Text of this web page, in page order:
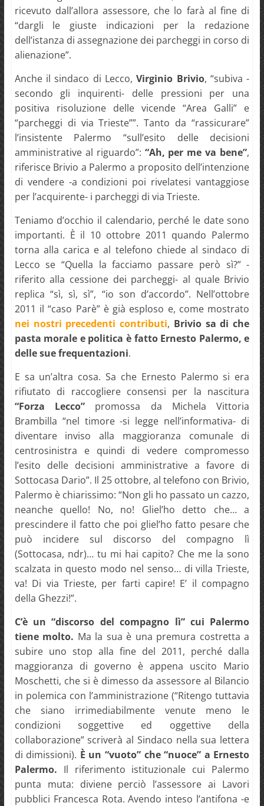
ricevuto dall’allora assessore, che lo farà al fine di
“dargli le giuste indicazioni per la redazione
dell’istanza di assegnazione dei parcheggi in corso di
alienazione”.
Anche il sindaco di Lecco,Virginio Brivio, “subiva -
secondo gli inquirenti- delle pressioni per una
positiva risoluzione delle vicende “Area Galli” e
“parcheggi di via Trieste””. Tanto da “rassicurare”
l’insistente Palermo “sull’esito delle decisioni
amministrative al riguardo”: “Ah, per me va bene”,
riferisce Brivio a Palermo a proposito dell’intenzione
di vendere -a condizioni poi rivelatesi vantaggiose
per l’acquirente- i parcheggi di via Trieste.
Teniamo d’occhio il calendario, perché le date sono
importanti. È il 10 ottobre 2011 quando Palermo
torna alla carica e al telefono chiede al sindaco di
Lecco se “Quella la facciamo passare però sì?” -
riferito alla cessione dei parcheggi- al quale Brivio
replica “sì, sì, sì”, “io son d’accordo”. Nell’ottobre
2011 il “caso Parè” è già esploso e, come mostrato
nei nostri precedenti contributi, Brivio sa di che
pasta morale e politica è fatto Ernesto Palermo, e
delle sue frequentazioni.
E sa un’altra cosa. Sa che Ernesto Palermo si era
rifiutato di raccogliere consensi per la nascitura
“Forza Lecco” promossa da Michela Vittoria
Brambilla “nel timore -si legge nell’informativa- di
diventare inviso alla maggioranza comunale di
centrosinistra e quindi di vedere compromesso
l’esito delle decisioni amministrative a favore di
Sottocasa Dario”. Il 25 ottobre, al telefono con Brivio,
Palermo è chiarissimo: “Non gli ho passato un cazzo,
neanche quello! No, no! Gliel’ho detto che… a
prescindere il fatto che poi gliel’ho fatto pesare che
può incidere sul discorso del compagno lì
(Sottocasa, ndr)… tu mi hai capito? Che me la sono
scalzata in questo modo nel senso… di villa Trieste,
va! Di via Trieste, per farti capire! E’ il compagno
della Ghezzi!”.
C’è un “discorso del compagno lì” cui Palermo
tiene molto. Ma la sua è una premura costretta a
subire uno stop alla fine del 2011, perché dalla
maggioranza di governo è appena uscito Mario
Moschetti, che si è dimesso da assessore al Bilancio
in polemica con l’amministrazione (“Ritengo tuttavia
che siano irrimediabilmente venute meno le
condizioni soggettive ed oggettive della
collaborazione” scriverà al Sindaco nella sua lettera
di dimissioni). È un “vuoto” che “nuoce” a Ernesto
Palermo. Il riferimento istituzionale cui Palermo
punta muta: diviene perciò l’assessore ai Lavori
pubblici Francesca Rota. Avendo inteso l’antifona -e